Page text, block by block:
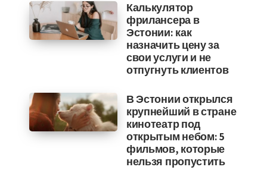
Калькулятор
фрилансера в
Эстонии: как
назначить цену за
свои услуги и не
отпугнуть клиентов
В Эстонии открылся
крупнейший в стране
кинотеатр под
открытым небом: 5
фильмов, которые
нельзя пропустить